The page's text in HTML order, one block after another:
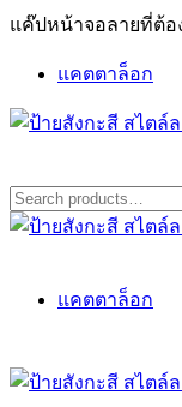
Skip
แค๊ปหน้าจอลายที่ต้อ
แคตตาล็อก
ป้ายสังกะสี สไตล์ลอ
ป้ายวินเทจ แต่งบ้าน
ฮาร์เล่ย์โฆษณาเก่า
O8664277II
for:
ฮาร์เล่ย์โฆษณาเก่า
แคตตาล็อก